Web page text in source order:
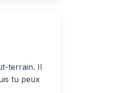
terrain. Il
tu peux